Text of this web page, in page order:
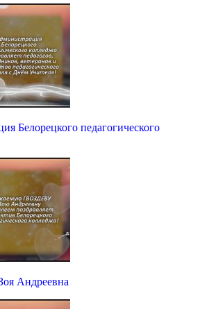
Белорецкого педагогического
Андреевна